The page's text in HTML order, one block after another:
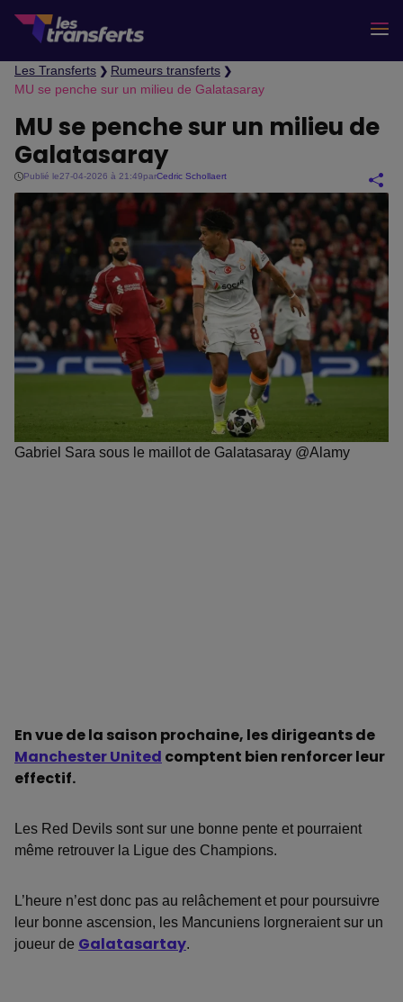
Les Transferts ❯ Rumeurs transferts ❯
MU se penche sur un milieu de Galatasaray
MU se penche sur un milieu de
Galatasaray
Publié le27-04-2026 à 21:49parCedric Schollaert
Gabriel Sara sous le maillot de Galatasaray @Alamy
En vue de la saison prochaine, les dirigeants de
Manchester United comptent bien renforcer leur
effectif.
Les Red Devils sont sur une bonne pente et pourraient
même retrouver la Ligue des Champions.
L’heure n’est donc pas au relâchement et pour poursuivre
leur bonne ascension, les Mancuniens lorgneraient sur un
joueur de Galatasartay.